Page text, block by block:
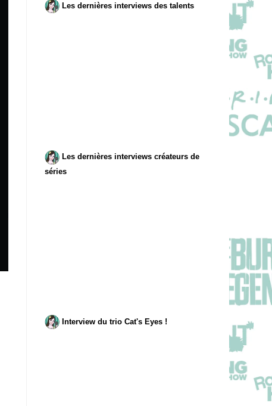
Les dernières interviews des talents
Les dernières interviews créateurs de
séries
Interview du trio Cat's Eyes !